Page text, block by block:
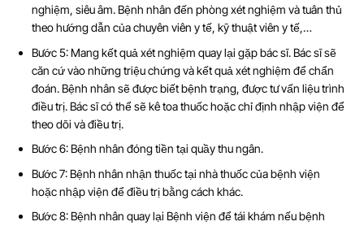
nghiệm, siêu âm. Bệnh nhân đến phòng xét nghiệm và tuân thủ
theo hướng dẫn của chuyên viên y tế, kỹ thuật viên y tế,…
Bước 5: Mang kết quả xét nghiệm quay lại gặp bác sĩ. Bác sĩ sẽ
căn cứ vào những triệu chứng và kết quả xét nghiệm để chẩn
đoán. Bệnh nhân sẽ được biết bệnh trạng, được tư vấn liệu trình
điều trị. Bác sĩ có thể sẽ kê toa thuốc hoặc chỉ định nhập viện để
theo dõi và điều trị.
Bước 6: Bệnh nhân đóng tiền tại quầy thu ngân.
Bước 7: Bệnh nhân nhận thuốc tại nhà thuốc của bệnh viện
hoặc nhập viện để điều trị bằng cách khác.
Bước 8: Bệnh nhân quay lại Bệnh viện để tái khám nếu bệnh